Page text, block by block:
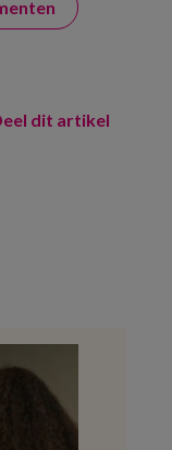
dit artikel